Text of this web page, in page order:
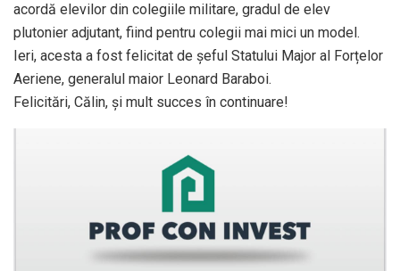
acordă elevilor din colegiile militare, gradul de elev
plutonier adjutant, fiind pentru colegii mai mici un model.
Ieri, acesta a fost felicitat de șeful Statului Major al Forțelor
Aeriene, generalul maior Leonard Baraboi.
Felicitări, Călin, şi mult succes în continuare!